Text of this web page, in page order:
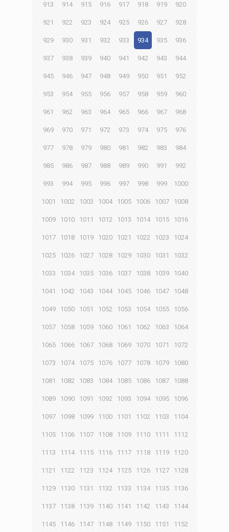
913 914 915 916 917 918 919 920
921 922 923 924 925 926 927 928
929 930 931 932 933 934 935 936
937 938 939 940 941 942 943 944
945 946 947 948 949 950 951 952
953 954 955 956 957 958 959 960
961 962 963 964 965 966 967 968
969 970 971 972 973 974 975 976
977 978 979 980 981 982 983 984
985 986 987 988 989 990 991 992
993 994 995 996 997 998 999 1000
1001 1002 1003 1004 1005 1006 1007 1008
1009 1010 1011 1012 1013 1014 1015 1016
1017 1018 1019 1020 1021 1022 1023 1024
1025 1026 1027 1028 1029 1030 1031 1032
1033 1034 1035 1036 1037 1038 1039 1040
1041 1042 1043 1044 1045 1046 1047 1048
1049 1050 1051 1052 1053 1054 1055 1056
1057 1058 1059 1060 1061 1062 1063 1064
1065 1066 1067 1068 1069 1070 1071 1072
1073 1074 1075 1076 1077 1078 1079 1080
1081 1082 1083 1084 1085 1086 1087 1088
1089 1090 1091 1092 1093 1094 1095 1096
1097 1098 1099 1100 1101 1102 1103 1104
1105 1106 1107 1108 1109 1110 1111 1112
1113 1114 1115 1116 1117 1118 1119 1120
1121 1122 1123 1124 1125 1126 1127 1128
1129 1130 1131 1132 1133 1134 1135 1136
1137 1138 1139 1140 1141 1142 1143 1144
1145 1146 1147 1148 1149 1150 1151 1152